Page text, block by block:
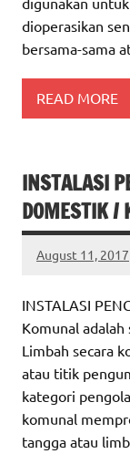
dioperasikan
bersama-sama
READ MORE
INSTALASI
DOMESTIK /
August 11, 2017
INSTALASI
Komunal
Limbah secara
atau titik
kategori
komunal
tangga atau